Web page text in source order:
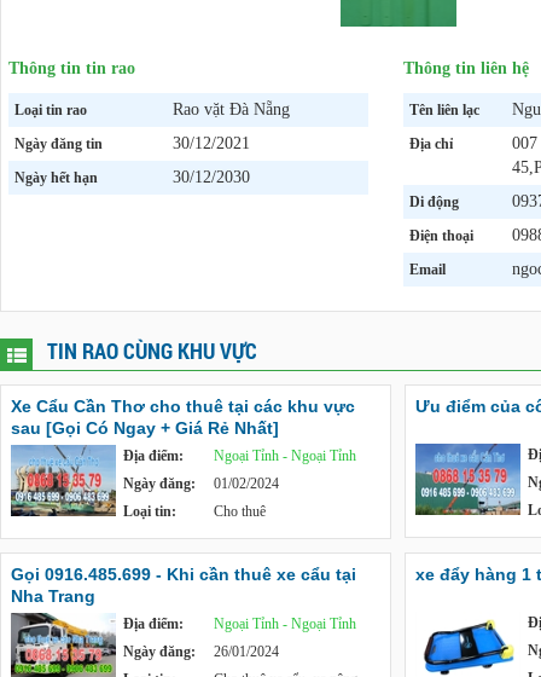
Thông tin tin rao
Loại tin rao Rao vặt Đà Nẵng
Ngày đăng tin 30/12/2021
Ngày hết hạn 30/12/2030
Thông tin liên hệ
Tên liên lạc
Địa chỉ
Di động
Điện thoại
Email
TIN RAO CÙNG KHU VỰC
Xe Cẩu Cần Thơ cho thuê tại các khu vực
sau [Gọi Có Ngay + Giá Rẻ Nhất]
Địa điểm:
Ngoại Tỉnh - Ngoại Tỉnh
Ngày đăng:
01/02/2024
Loại tin:
Cho thuê
Ưu điểm của
Gọi 0916.485.699 - Khi cần thuê xe cẩu tại
Nha Trang
Địa điểm:
Ngoại Tỉnh - Ngoại Tỉnh
Ngày đăng:
26/01/2024
xe đẩy hàng 1